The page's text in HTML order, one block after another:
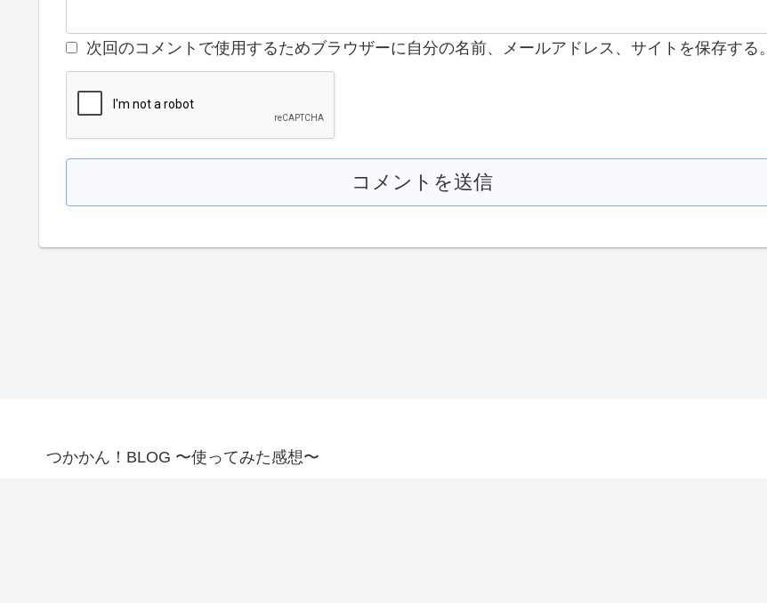
次回のコメントで使用するためブラウザーに自分の名前、メールアドレス、サイトを保存する。
つかかん！BLOG 〜使ってみた感想〜